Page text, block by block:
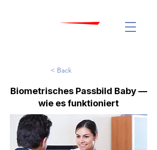
< Back
Biometrisches Passbild Baby —
wie es funktioniert